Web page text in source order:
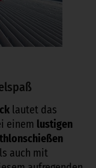
lautet das
einem lustigen
auch mit